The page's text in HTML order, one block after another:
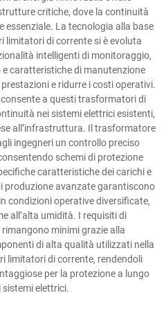
critiche, dove la continuità
essenziale. La tecnologia alla base
limitatori di corrente si è evoluta
intelligenti di monitoraggio,
caratteristiche di manutenzione
e ridurre i costi operativi.
a questi trasformatori di
nei sistemi elettrici esistenti,
all’infrastruttura. Il trasformatore
ingegneri un controllo preciso
schemi di protezione
caratteristiche dei carichi e
produzione avanzate garantiscono
condizioni operative diversificate,
all’alta umidità. I requisiti di
minimi grazie alla
di alta qualità utilizzati nella
limitatori di corrente, rendendoli
per la protezione a lungo
sistemi elettrici.